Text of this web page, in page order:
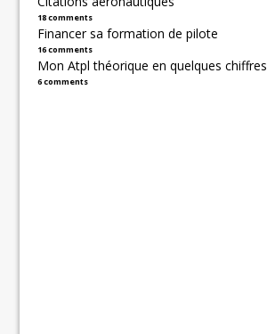
18 comments
Financer sa formation de pilote
16 comments
Mon Atpl théorique en quelques chiffres
6 comments